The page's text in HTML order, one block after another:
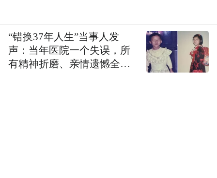
“错换37年人生”当事人发
声：当年医院一个失误，所
有精神折磨、亲情遗憾全部